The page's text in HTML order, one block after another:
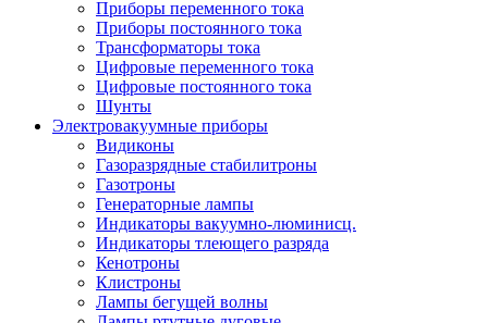
Приборы переменного тока
Приборы постоянного тока
Трансформаторы тока
Цифровые переменного тока
Цифровые постоянного тока
Шунты
Электровакуумные приборы
Видиконы
Газоразрядные стабилитроны
Газотроны
Генераторные лампы
Индикаторы вакуумно-люминисц.
Индикаторы тлеющего разряда
Кенотроны
Клистроны
Лампы бегущей волны